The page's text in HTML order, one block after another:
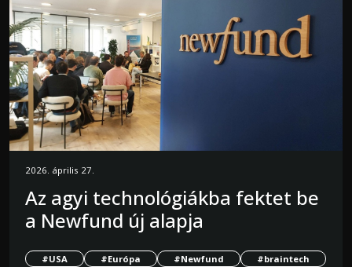
2026. április 27.
Az agyi technológiákba fektet be
a Newfund új alapja
#USA #Európa #Newfund #braintech